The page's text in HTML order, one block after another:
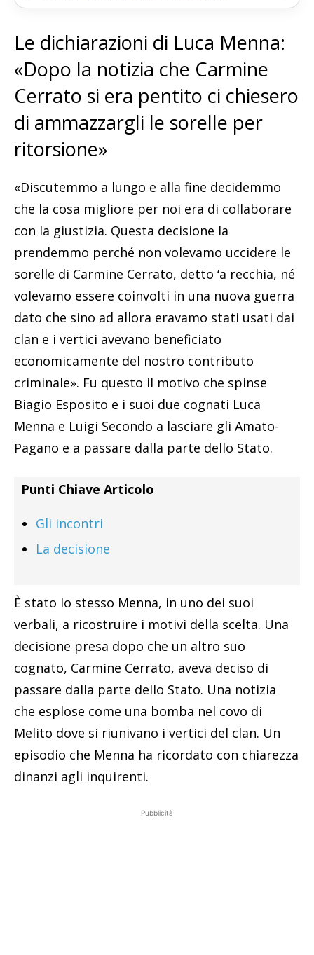
Le dichiarazioni di Luca Menna:
«Dopo la notizia che Carmine
Cerrato si era pentito ci chiesero
di ammazzargli le sorelle per
ritorsione»
«Discutemmo a lungo e alla fine decidemmo
che la cosa migliore per noi era di collaborare
con la giustizia. Questa decisione la
prendemmo perché non volevamo uccidere le
sorelle di Carmine Cerrato, detto ‘a recchia, né
volevamo essere coinvolti in una nuova guerra
dato che sino ad allora eravamo stati usati dai
clan e i vertici avevano beneficiato
economicamente del nostro contributo
criminale». Fu questo il motivo che spinse
Biagio Esposito e i suoi due cognati Luca
Menna e Luigi Secondo a lasciare gli Amato-
Pagano e a passare dalla parte dello Stato.
Punti Chiave Articolo
Gli incontri
La decisione
È stato lo stesso Menna, in uno dei suoi
verbali, a ricostruire i motivi della scelta. Una
decisione presa dopo che un altro suo
cognato, Carmine Cerrato, aveva deciso di
passare dalla parte dello Stato. Una notizia
che esplose come una bomba nel covo di
Melito dove si riunivano i vertici del clan. Un
episodio che Menna ha ricordato con chiarezza
dinanzi agli inquirenti.
Pubblicità